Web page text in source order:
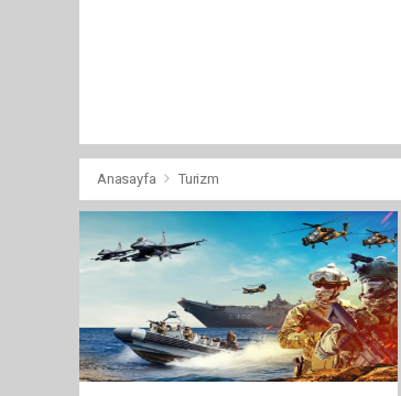
Anasayfa Turizm